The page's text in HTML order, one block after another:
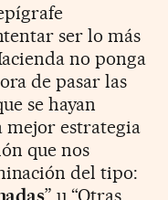
ser lo más
no ponga
de pasar las
se hayan
mejor estrategia
que nos
del tipo:
” u “Otras